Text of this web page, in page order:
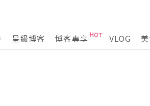
星級博客 博客專享 VLOG